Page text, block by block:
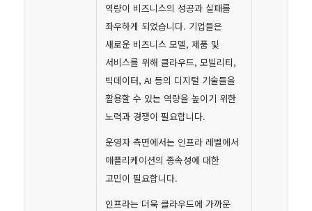
역량이 비즈니스의 성공과 실패를
좌우하게 되었습니다. 기업들은
새로운 비즈니스 모델, 제품 및
서비스를 위해 클라우드, 모빌리티,
빅데이터, AI 등의 디지털 기술들을
활용할 수 있는 역량을 높이기 위한
노력과 경쟁이 필요합니다.
운영자 측면에서는 인프라 레벨에서
애플리케이션의 종속성에 대한
고민이 필요합니다.
인프라는 더욱 클라우드에 가까운